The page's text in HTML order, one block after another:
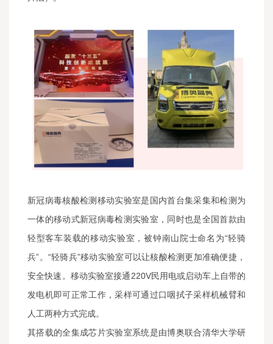
新冠病毒核酸检测移动实验室是国内首台集采集和检测为
一体的移动式新冠病毒检测实验室，同时也是全国首款由
轻型客车装载的移动实验室，被钟南山院士命名为“轻骑
兵”。“轻骑兵”移动实验室可以让核酸检测更加准确便捷，
安全快速。移动实验室接通220V民用电或启动车上自带的
发电机即可正常工作，采样可通过口咽拭子采样机械臂和
人工两种方式完成。
其搭载的全集成芯片实验室系统是由博奥联合清华大学研